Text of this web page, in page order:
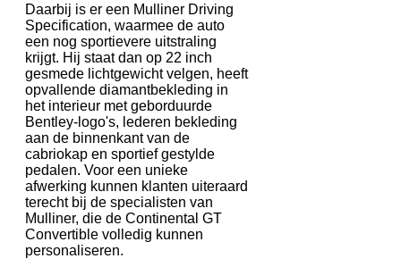
Daarbij is er een Mulliner Driving
Specification, waarmee de auto
een nog sportievere uitstraling
krijgt. Hij staat dan op 22 inch
gesmede lichtgewicht velgen, heeft
opvallende diamantbekleding in
het interieur met geborduurde
Bentley-logo's, lederen bekleding
aan de binnenkant van de
cabriokap en sportief gestylde
pedalen. Voor een unieke
afwerking kunnen klanten uiteraard
terecht bij de specialisten van
Mulliner, die de Continental GT
Convertible volledig kunnen
personaliseren.